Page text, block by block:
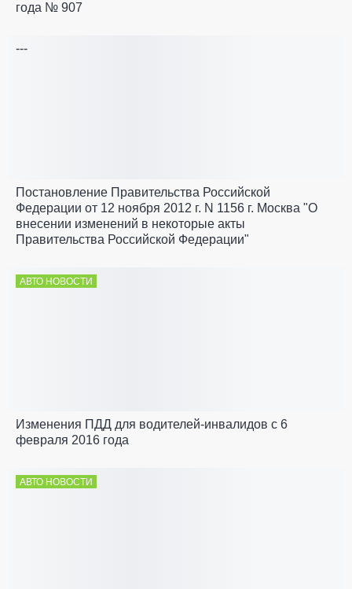
года № 907
---
Постановление Правительства Российской
Федерации от 12 ноября 2012 г. N 1156 г. Москва "О
внесении изменений в некоторые акты
Правительства Российской Федерации"
АВТО НОВОСТИ
Изменения ПДД для водителей-инвалидов с 6
февраля 2016 года
АВТО НОВОСТИ